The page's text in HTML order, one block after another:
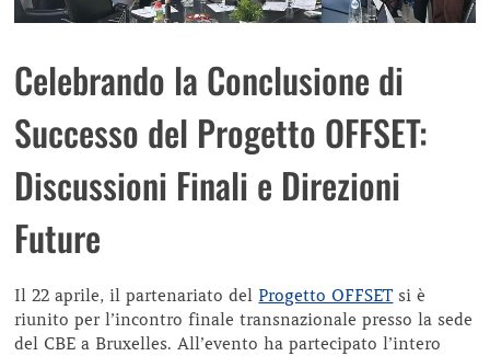
Celebrando la Conclusione di
Successo del Progetto OFFSET:
Discussioni Finali e Direzioni
Future
Il 22 aprile, il partenariato del Progetto OFFSETsi è
riunito per l’incontro finale transnazionale presso la sede
del CBE a Bruxelles. All’evento ha partecipato l’intero